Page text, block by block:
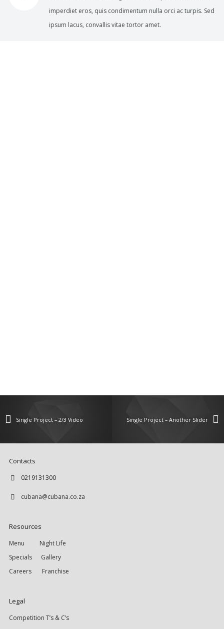
imperdiet eros, quis condimentum nulla orci ac turpis. Sed
ipsum lacus, convallis vitae tortor amet.
Single Project – 2/3 Video Single Project – Another Slider
Contacts
0219131300
cubana@cubana.co.za
Resources
Menu Night Life
Specials
Gallery
Careers
Franchise
Legal
Competition T’s & C’s